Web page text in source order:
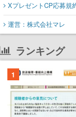
XプレゼントCP応募規
運営：株式会社マレ
ランキング
1